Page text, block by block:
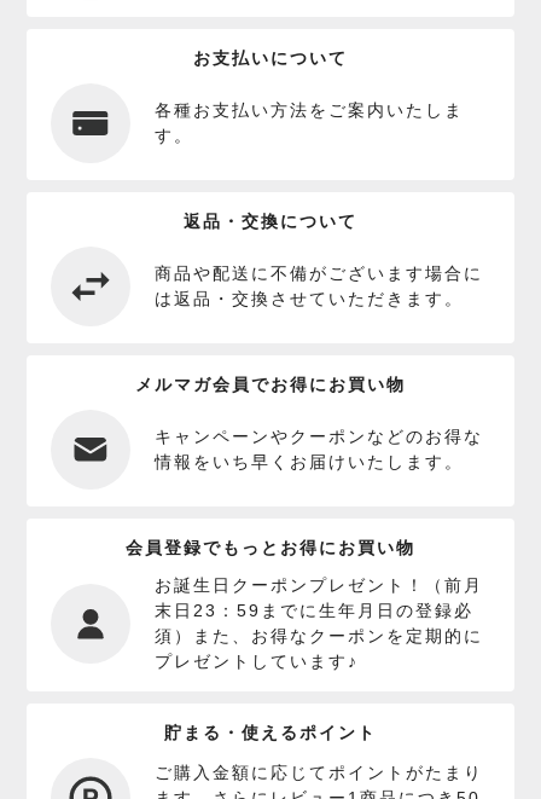
お支払いについて
各種お支払い方法をご案内いたしま
す。
返品・交換について
商品や配送に不備がございます場合に
は返品・交換させていただきます。
メルマガ会員でお得にお買い物
キャンペーンやクーポンなどのお得な
情報をいち早くお届けいたします。
会員登録でもっとお得にお買い物
お誕生日クーポンプレゼント！（前月
末日23：59までに生年月日の登録必
須）また、お得なクーポンを定期的に
プレゼントしています♪
貯まる・使えるポイント
ご購入金額に応じてポイントがたまり